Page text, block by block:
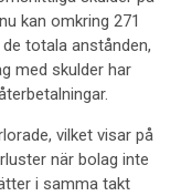
kan omkring 271
totala anstånden,
med skulder har
vilket visar på
när bolag inte
i samma takt